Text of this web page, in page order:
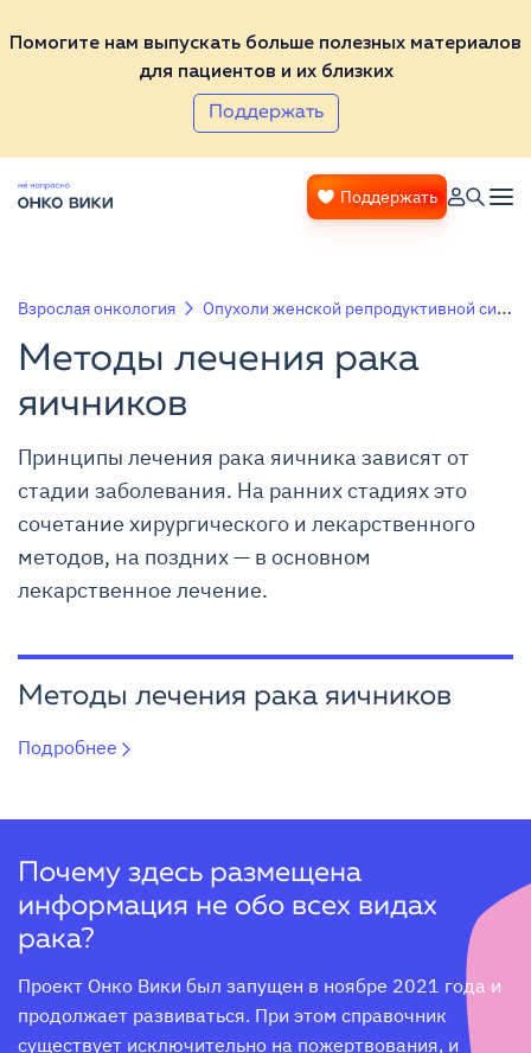
Помогите нам выпускать больше полезных материалов
для пациентов и их близких
Поддержать
Поддержать
Взрослая онкология Опухоли женской репродуктивной системы
Методы лечения рака
яичников
Принципы лечения рака яичника зависят от
стадии заболевания. На ранних стадиях это
сочетание хирургического и лекарственного
методов, на поздних — в основном
лекарственное лечение.
Методы лечения рака яичников
Подробнее
Почему здесь размещена
информация не обо всех видах
рака?
Проект Онко Вики был запущен в ноябре 2021 года и
продолжает развиваться. При этом справочник
существует исключительно на пожертвования, и